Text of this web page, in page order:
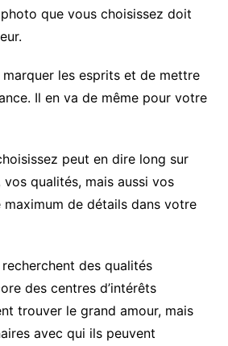
que vous choisissez doit
les esprits et de mettre
Il en va de même pour votre
peut en dire long sur
qualités, mais aussi vos
maximum de détails dans votre
des qualités
des centres d’intérêts
trouver le grand amour, mais
avec qui ils peuvent